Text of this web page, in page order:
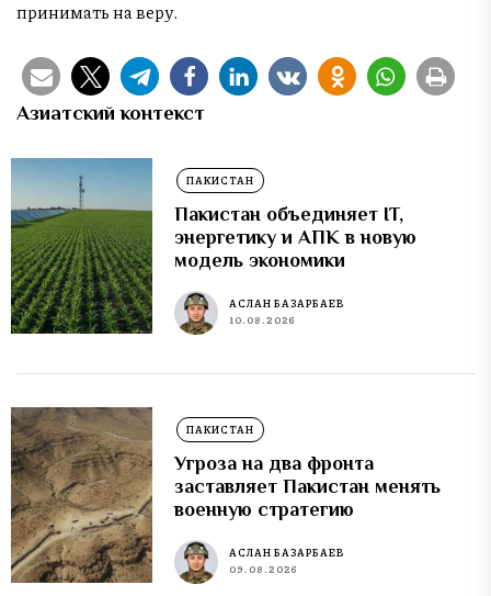
принимать на веру.
Азиатский контекст
ПАКИСТАН
Пакистан объединяет IT,
энергетику и АПК в новую
модель экономики
АСЛАН БАЗАРБАЕВ
10.08.2026
ПАКИСТАН
Угроза на два фронта
заставляет Пакистан менять
военную стратегию
АСЛАН БАЗАРБАЕВ
09.08.2026